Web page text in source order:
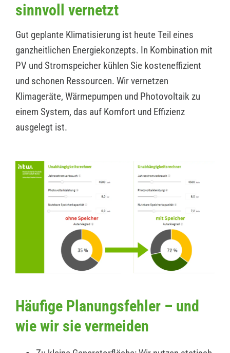
sinnvoll vernetzt
Gut geplante Klimatisierung ist heute Teil eines
ganzheitlichen Energiekonzepts. In Kombination mit
PV und Stromspeicher kühlen Sie kosteneffizient
und schonen Ressourcen. Wir vernetzen
Klimageräte, Wärmepumpen und Photovoltaik zu
einem System, das auf Komfort und Effizienz
ausgelegt ist.
Häufige Planungsfehler – und
wie wir sie vermeiden